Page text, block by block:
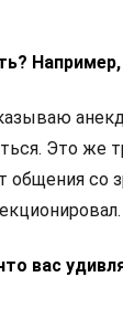
Например,
Это же
общения со
вас